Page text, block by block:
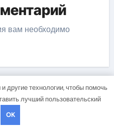
вам необходимо
другие технологии, чтобы помочь
лучший пользовательский
OK